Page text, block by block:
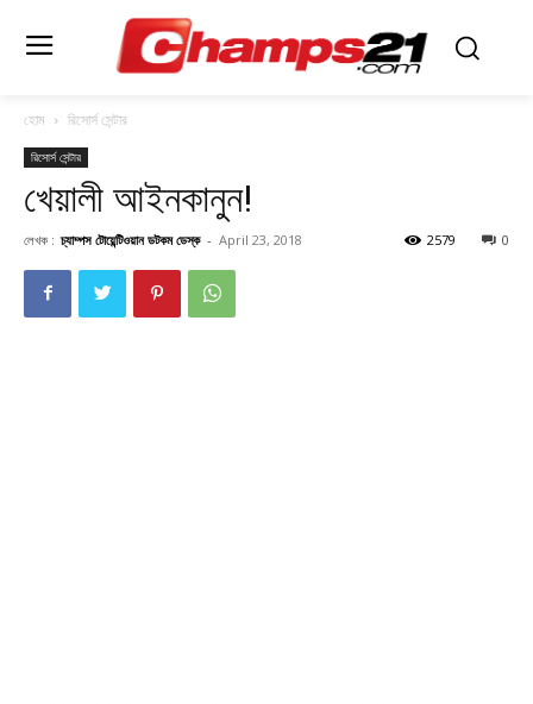
হোম রিসোর্স সেন্টার
রিসোর্স সেন্টার
খেয়ালী আইনকানুন!
লেখক : চ্যাম্পস টোয়েন্টিওয়ান ডটকম ডেস্ক - April 23, 2018 0
2579